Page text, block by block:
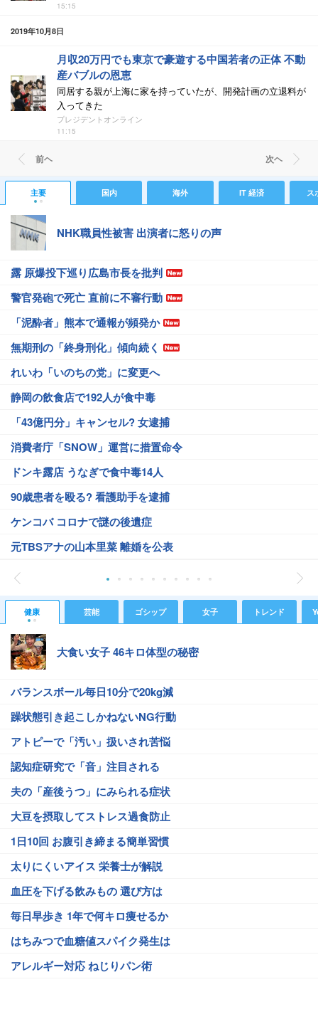
15:15
2019年10月8日
月収20万円でも東京で豪遊する中国若者の正体 不動
産バブルの恩恵
同居する親が上海に家を持っていたが、開発計画の立退料が
入ってきた
プレジデントオンライン
11:15
前ヘ 次ヘ
主要 国内 海外 IT 経済 ス
NHK職員性被害 出演者に怒りの声
露 原爆投下巡り広島市長を批判
警官発砲で死亡 直前に不審行動
「泥酔者」熊本で通報が頻発か
無期刑の「終身刑化」傾向続く
れいわ「いのちの党」に変更へ
静岡の飲食店で192人が食中毒
「43億円分」キャンセル? 女逮捕
消費者庁「SNOW」運営に措置命令
ドンキ露店 うなぎで食中毒14人
90歳患者を殴る? 看護助手を逮捕
ケンコバ コロナで謎の後遺症
元TBSアナの山本里菜 離婚を公表
健康 芸能 ゴシップ 女子 トレンド
大食い女子 46キロ体型の秘密
バランスボール毎日10分で20kg減
躁状態引き起こしかねないNG行動
アトピーで「汚い」扱いされ苦悩
認知症研究で「音」注目される
夫の「産後うつ」にみられる症状
大豆を摂取してストレス過食防止
1日10回 お腹引き締まる簡単習慣
太りにくいアイス 栄養士が解説
血圧を下げる飲みもの 選び方は
毎日早歩き 1年で何キロ痩せるか
はちみつで血糖値スパイク発生は
アレルギー対応 ねじりパン術